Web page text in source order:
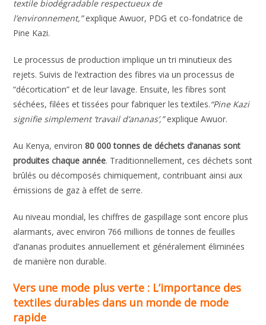
textile biodégradable respectueux de
l’environnement,”explique Awuor, PDG et co-fondatrice de
Pine Kazi.
Le processus de production implique un tri minutieux des
rejets. Suivis de l’extraction des fibres via un processus de
“décortication” et de leur lavage. Ensuite, les fibres sont
séchées, filées et tissées pour fabriquer les textiles.“Pine Kazi
signifie simplement ‘travail d’ananas’,”explique Awuor.
Au Kenya, environ 80 000 tonnes de déchets d’ananas sont
produites chaque année. Traditionnellement, ces déchets sont
brûlés ou décomposés chimiquement, contribuant ainsi aux
émissions de gaz à effet de serre.
Au niveau mondial, les chiffres de gaspillage sont encore plus
alarmants, avec environ 766 millions de tonnes de feuilles
d’ananas produites annuellement et généralement éliminées
de manière non durable.
Vers une mode plus verte : L’importance des
textiles durables dans un monde de mode
rapide